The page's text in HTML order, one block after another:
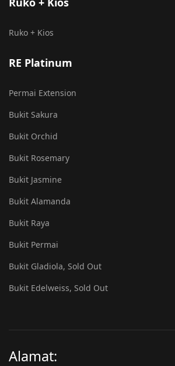
Ruko + Kios
RE Platinum
Permai Extension
Bukit Sakura
Bukit Orchid
Bukit Rosemary
Bukit Jasmine
Bukit Alamanda
Bukit Raya
Bukit Permai
Bukit Gladiola, Sold Out
Bukit Edelweiss, Sold Out
Alamat: